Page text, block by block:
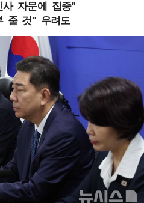
자문에 집중"
줄 것" 우려도